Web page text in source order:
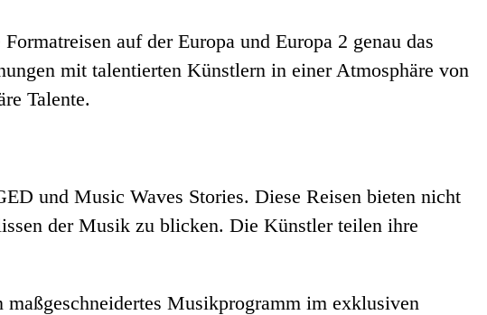
auf der Europa und Europa 2 genau das
mit talentierten Künstlern in einer Atmosphäre von
Talente.
und Music Waves Stories. Diese Reisen bieten nicht
der Musik zu blicken. Die Künstler teilen ihre
Musikprogramm im exklusiven